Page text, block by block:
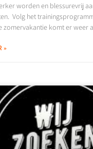
worden en blessurevrij
Volg het
zomervakantie komt er weer
»